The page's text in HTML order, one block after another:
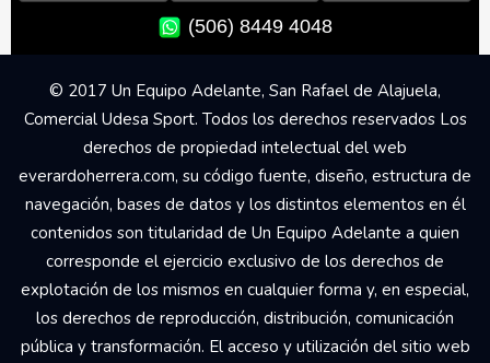
(506) 8449 4048
© 2017 Un Equipo Adelante, San Rafael de Alajuela,
Comercial Udesa Sport. Todos los derechos reservados Los
derechos de propiedad intelectual del web
everardoherrera.com, su código fuente, diseño, estructura de
navegación, bases de datos y los distintos elementos en él
contenidos son titularidad de Un Equipo Adelante a quien
corresponde el ejercicio exclusivo de los derechos de
explotación de los mismos en cualquier forma y, en especial,
los derechos de reproducción, distribución, comunicación
pública y transformación. El acceso y utilización del sitio web